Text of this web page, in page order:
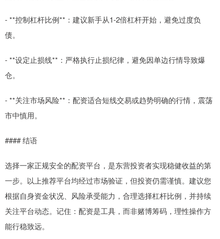
- **控制杠杆比例**：建议新手从1-2倍杠杆开始，避免过度负
债。
- **设定止损线**：严格执行止损纪律，避免因单边行情导致爆
仓。
- **关注市场风险**：配资适合短线交易或趋势明确的行情，震荡
市中慎用。
#### 结语
选择一家正规安全的配资平台，是东营投资者实现稳健收益的第
一步。以上推荐平台均经过市场验证，但投资仍需谨慎。建议您
根据自身资金状况、风险承受能力，合理选择杠杆比例，并持续
关注平台动态。记住：配资是工具，而非赌博筹码，理性操作方
能行稳致远。